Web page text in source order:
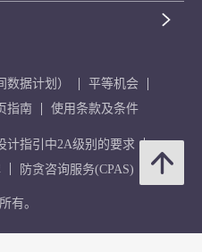
据计划）
平等机会
指南 使用条款及条件
计指引中2A级别的要求
防贪咨询服务(CPAS)
有。